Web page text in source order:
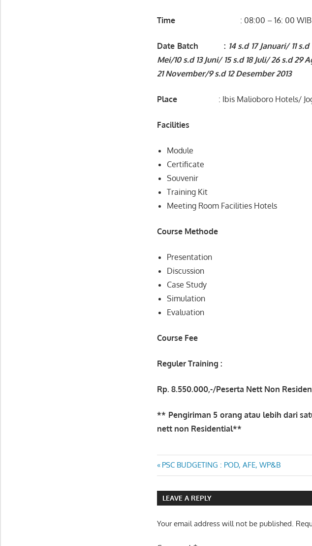
Time : 08:00 – 16: 00 WIB
Date Batch : 14 s.d 17 Januari/ 11
Mei/10 s.d 13 Juni/ 15 s.d 18 Juli/ 26 s.d
21 November/9 s.d 12 Desember 2013
Place : Ibis Malioboro Hotels/
Facilities
Module
Certificate
Souvenir
Training Kit
Meeting Room Facilities Hotels
Course Methode
Presentation
Discussion
Case Study
Simulation
Evaluation
Course Fee
Reguler Training :
Rp.8.550.000,-/Peserta Nett Non
** Pengiriman 5 orang atau lebih dari
nett non Residential**
SISTEM
Post
navigation
Previous
Post:
PSC BUDGETING : POD, AFE, WP&B
LEAVE A REPLY
Your email address will not be published.